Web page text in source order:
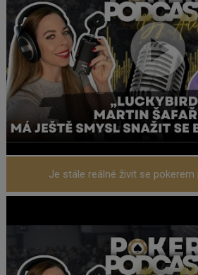
Je stále reálné živit se